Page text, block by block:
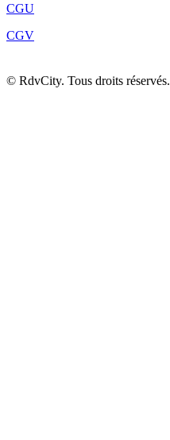
CGU
CGV
© RdvCity. Tous droits réservés.